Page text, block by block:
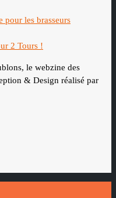
pour les brasseurs
2 Tours !
le webzine des
& Design réalisé par